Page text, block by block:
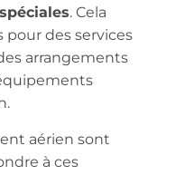
. Cela
des services
arrangements
aérien sont
à ces